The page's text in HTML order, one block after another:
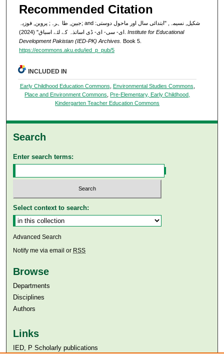
Recommended Citation
جبین, طا ہرہ; پروین, فوزیہ; and شکیل, نسیمہ, "ابتدائی سال اور ماحول دوستی:
Institute for Educational
Development Pakistan (IED-PK) Archives. Book 5.
https://ecommons.aku.edu/ied_p_pub/5
INCLUDED IN
Early Childhood Education Commons Environmental Studies Commons
Place and Environment Commons ,Pre-Elementary, Early Childhood,
Kindergarten Teacher Education Commons
Search
Enter search terms:
Select context to search:
Advanced Search
Notify me via email or RSS
Browse
Departments
Disciplines
Authors
Links
IED, P Scholarly publications